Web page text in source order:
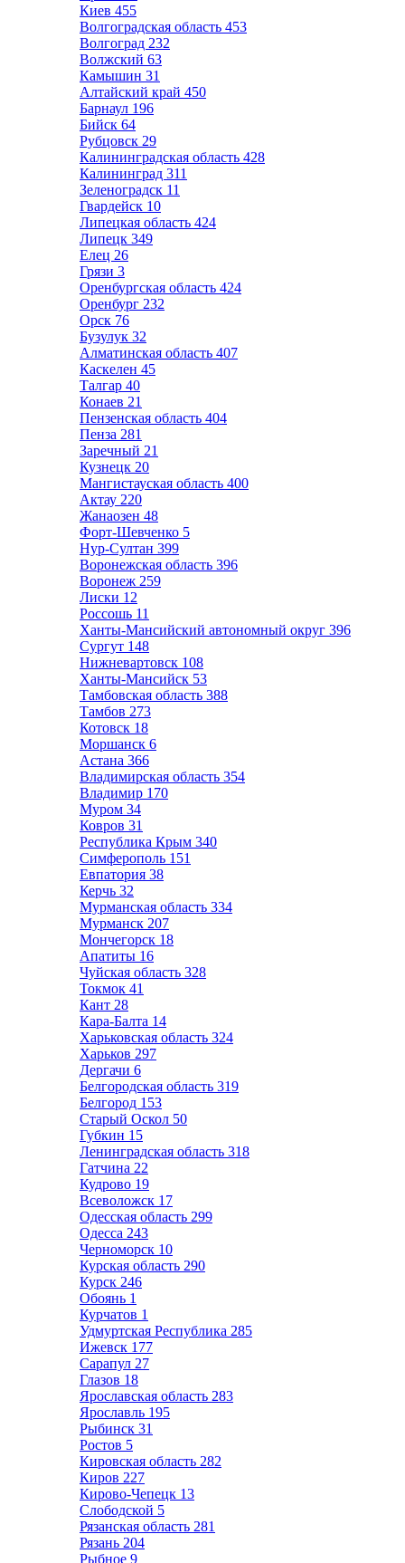
Киев 455
Волгоградская область 453
Волгоград 232
Волжский 63
Камышин 31
Алтайский край 450
Барнаул 196
Бийск 64
Рубцовск 29
Калининградская область 428
Калининград 311
Зеленоградск 11
Гвардейск 10
Липецкая область 424
Липецк 349
Елец 26
Грязи 3
Оренбургская область 424
Оренбург 232
Орск 76
Бузулук 32
Алматинская область 407
Каскелен 45
Талгар 40
Конаев 21
Пензенская область 404
Пенза 281
Заречный 21
Кузнецк 20
Мангистауская область 400
Актау 220
Жанаозен 48
Форт-Шевченко 5
Нур-Султан 399
Воронежская область 396
Воронеж 259
Лиски 12
Россошь 11
Ханты-Мансийский автономный округ 396
Сургут 148
Нижневартовск 108
Ханты-Мансийск 53
Тамбовская область 388
Тамбов 273
Котовск 18
Моршанск 6
Астана 366
Владимирская область 354
Владимир 170
Муром 34
Ковров 31
Республика Крым 340
Симферополь 151
Евпатория 38
Керчь 32
Мурманская область 334
Мурманск 207
Мончегорск 18
Апатиты 16
Чуйская область 328
Токмок 41
Кант 28
Кара-Балта 14
Харьковская область 324
Харьков 297
Дергачи 6
Белгородская область 319
Белгород 153
Старый Оскол 50
Губкин 15
Ленинградская область 318
Гатчина 22
Кудрово 19
Всеволожск 17
Одесская область 299
Одесса 243
Черноморск 10
Курская область 290
Курск 246
Обоянь 1
Курчатов 1
Удмуртская Республика 285
Ижевск 177
Сарапул 27
Глазов 18
Ярославская область 283
Ярославль 195
Рыбинск 31
Ростов 5
Кировская область 282
Киров 227
Кирово-Чепецк 13
Слободской 5
Рязанская область 281
Рязань 204
Рыбное 9